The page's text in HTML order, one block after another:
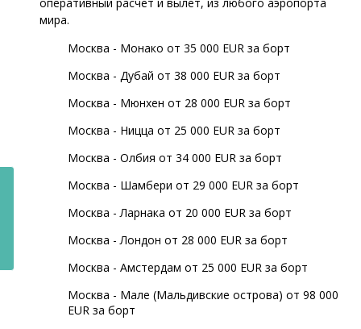
мира.
Москва - Монако от 35 000 EUR за борт
Москва - Дубай от 38 000 EUR за борт
Москва - Мюнхен от 28 000 EUR за борт
Москва - Ницца от 25 000 EUR за борт
Москва - Олбия от 34 000 EUR за борт
Москва - Шамбери от 29 000 EUR за борт
Москва - Ларнака от 20 000 EUR за борт
Москва - Лондон от 28 000 EUR за борт
Москва - Амстердам от 25 000 EUR за борт
Москва - Мале (Мальдивские острова) от 98 000
EUR за борт